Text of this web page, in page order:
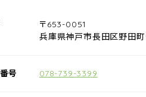
〒653-0051
兵庫県神戸市長田区野田
号 078-739-3399